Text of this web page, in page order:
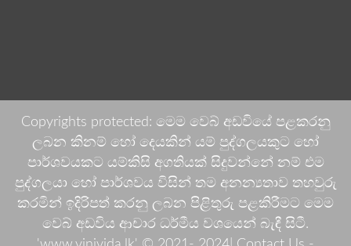
Copyrights protected: මෙම වෙබ් අඩවියේ පළකරනු
ලබන කිනම් හෝ දෙයකින් යම් පුද්ගලයකුට හෝ
පාර්ශවයකට යම්කිසි අගතියක් සිදුවන්නේ නම් එම
පුද්ගලයා හෝ පාර්ශවය විසින් තම අනන්‍යතාව තහවුරු
කරමින් ඉදිරිපත් කරනු ලබන පිළිතුරු පළකිරීමට මෙම
වෙබ් අඩවිය ආචාර ධර්මීය වශයෙන් බැඳී සිටී.